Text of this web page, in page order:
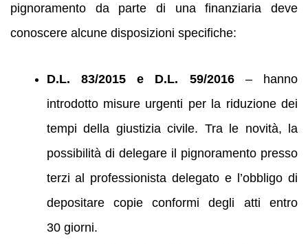
pignoramento da parte di una finanziaria deve
conoscere alcune disposizioni specifiche:
D.L. 83/2015 e D.L. 59/2016– hanno
introdotto misure urgenti per la riduzione dei
tempi della giustizia civile. Tra le novità, la
possibilità di delegare il pignoramento presso
terzi al professionista delegato e l’obbligo di
depositare copie conformi degli atti entro
30 giorni.